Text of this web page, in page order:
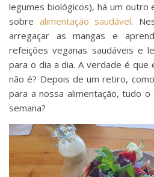
legumes biológicos), há um outro
sobre alimentação saudável.
arregaçar as mangas e
refeições veganas saudáveis e
para o dia a dia. A verdade é que
não é? Depois de um retiro,
para a nossa alimentação, tudo
semana?